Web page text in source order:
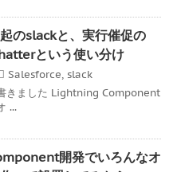
のslackと、実行催促の
という使い分け
Salesforce, slack
きました Lightning Component
...
開発でいろんなオ